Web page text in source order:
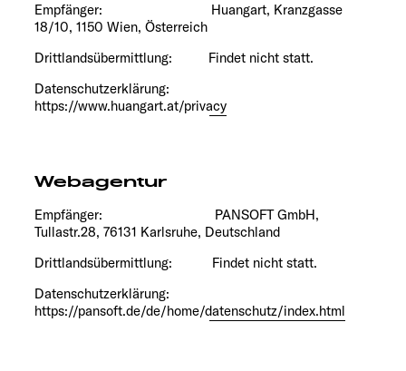
Empfänger: Huangart, Kranzgasse
18/10, 1150 Wien, Österreich
Drittlandsübermittlung: Findet nicht statt.
Datenschutzerklärung:
https://www.huangart.at/privacy
Webagentur
Empfänger: PANSOFT GmbH,
Tullastr.28, 76131 Karlsruhe, Deutschland
Drittlandsübermittlung: Findet nicht statt.
Datenschutzerklärung:
https://pansoft.de/de/home/datenschutz/index.html